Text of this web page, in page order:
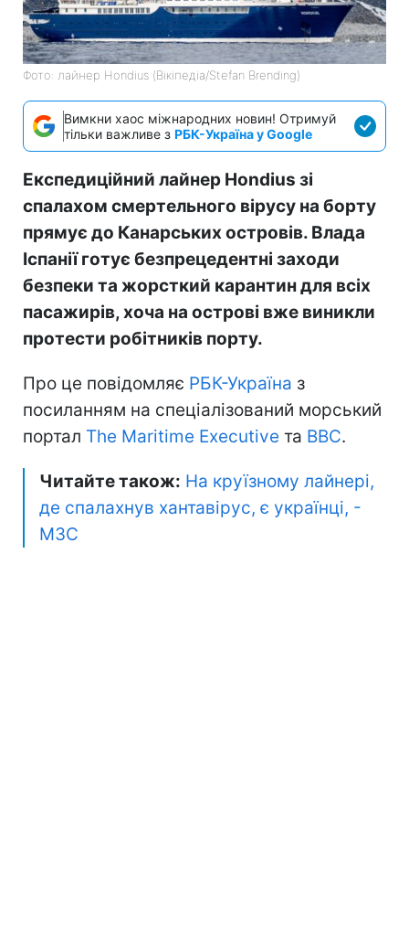
Фото: лайнер Hondius (Вікіпедіа/Stefan Brending)
Вимкни хаос міжнародних новин! Отримуй
тільки важливе з РБК-Україна у Google
Експедиційний лайнер Hondius зі
спалахом смертельного вірусу на борту
прямує до Канарських островів. Влада
Іспанії готує безпрецедентні заходи
безпеки та жорсткий карантин для всіх
пасажирів, хоча на острові вже виникли
протести робітників порту.
Про це повідомляє РБК-Україна з
посиланням на спеціалізований морський
портал The Maritime Executive та BBC.
Читайте також: На круїзному лайнері,
де спалахнув хантавірус, є українці, -
МЗС